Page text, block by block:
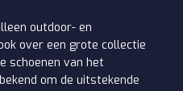
outdoor- en
over een grote collectie
schoenen van het
om de uitstekende